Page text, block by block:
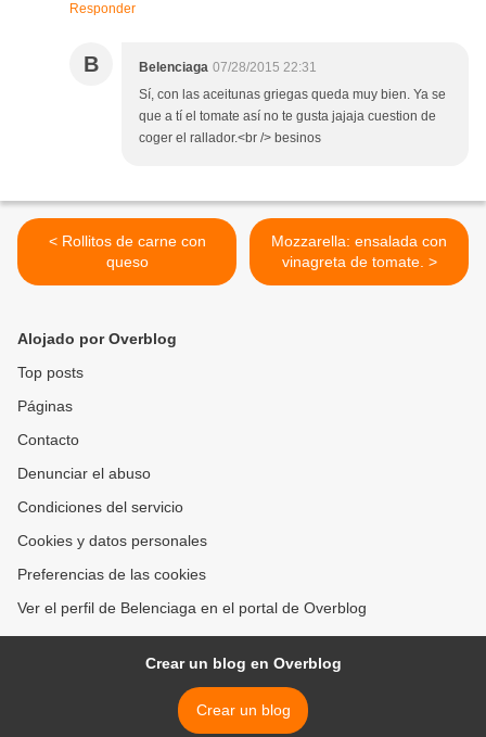
Responder
B Belenciaga 07/28/2015 22:31
Sí, con las aceitunas griegas queda muy bien. Ya se
que a tí el tomate así no te gusta jajaja cuestion de
coger el rallador.<br /> besinos
< Rollitos de carne con
queso
Mozzarella: ensalada con
vinagreta de tomate. >
Alojado por Overblog
Top posts
Páginas
Contacto
Denunciar el abuso
Condiciones del servicio
Cookies y datos personales
Preferencias de las cookies
Ver el perfil de Belenciaga en el portal de Overblog
Crear un blog en Overblog
Crear un blog